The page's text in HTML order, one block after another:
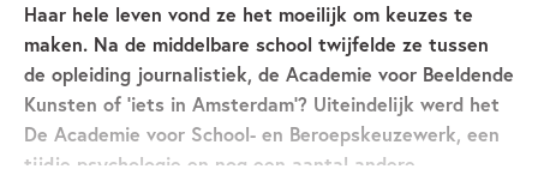
Haar hele leven vond ze het moeilijk om keuzes te
maken. Na de middelbare school twijfelde ze tussen
de opleiding journalistiek, de Academie voor Beeldende
Kunsten of 'iets in Amsterdam'? Uiteindelijk werd het
De Academie voor School- en Beroepskeuzewerk, een
tijdje psychologie en nog een aantal andere